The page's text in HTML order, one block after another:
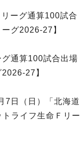
ーグ通算100試合
グ2026-27】
通算100試合出場
27】
7日（日）「北海道
ライフ生命Ｆリー